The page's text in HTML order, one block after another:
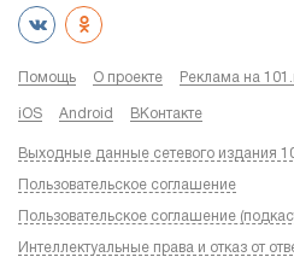
Помощь О проекте Реклама на
iOS Android ВКонтакте
Выходные данные сетевого издания
Пользовательское соглашение
Пользовательское соглашение
Интеллектуальные права и отказ от